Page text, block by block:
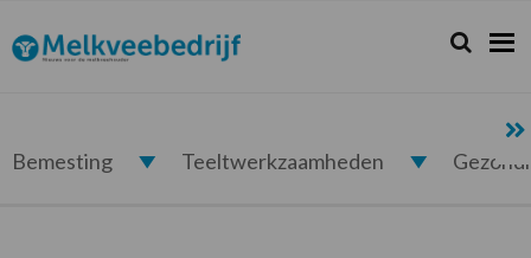
de
hoofdnavigatie
de
hoofd
de
eerste
de
voettekst
Melkveebedrijf.nl Zoeken...
Zoek
Bemesting Teeltwerkzaamheden